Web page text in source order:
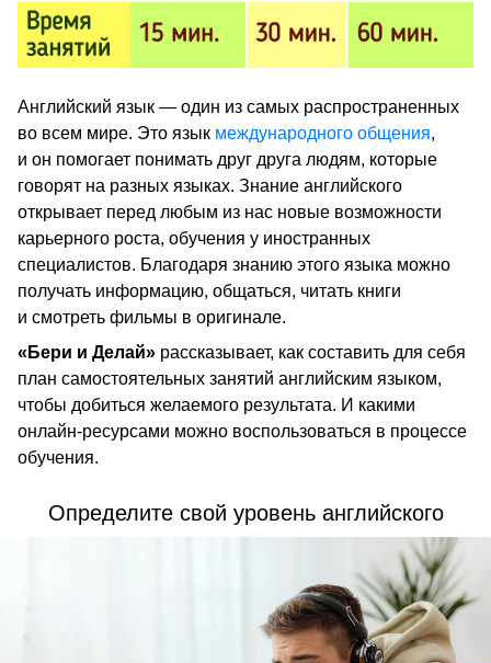
Английский язык — один из самых распространенных
во всем мире. Это язык международного общения,
и он помогает понимать друг друга людям, которые
говорят на разных языках. Знание английского
открывает перед любым из нас новые возможности
карьерного роста, обучения у иностранных
специалистов. Благодаря знанию этого языка можно
получать информацию, общаться, читать книги
и смотреть фильмы в оригинале.
«Бери и Делай» рассказывает, как составить для себя
план самостоятельных занятий английским языком,
чтобы добиться желаемого результата. И какими
онлайн-ресурсами можно воспользоваться в процессе
обучения.
Определите свой уровень английского